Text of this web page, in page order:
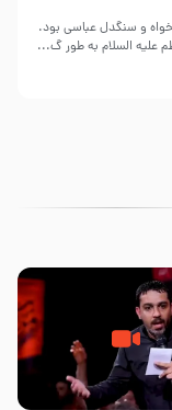
و سنگدل عباسی بود.
علیه السلام به طور گ...
به‌ حق زهرا «أُنْظُرْ
عزاداری شب هفتم ماه